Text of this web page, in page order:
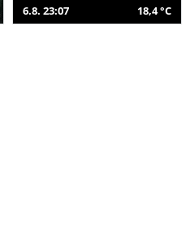
6.8. 23:07 18,4 °C